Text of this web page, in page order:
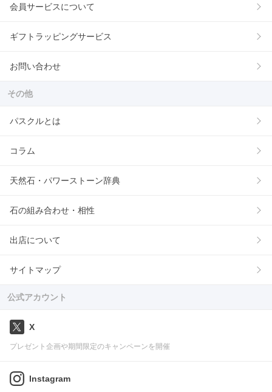
会員サービスについて
ギフトラッピングサービス
お問い合わせ
その他
パスクルとは
コラム
天然石・パワーストーン辞典
石の組み合わせ・相性
出店について
サイトマップ
公式アカウント
X
プレゼント企画や期間限定のキャンペーンを開催
Instagram